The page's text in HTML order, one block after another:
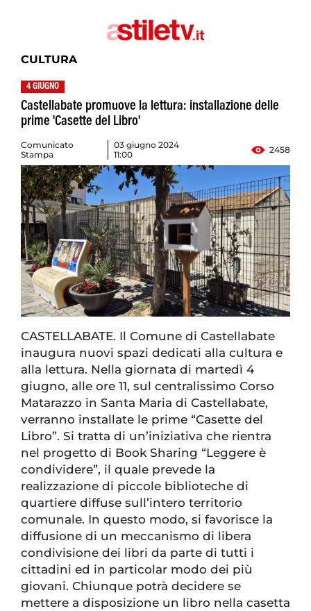
CULTURA
4 GIUGNO
Castellabate promuove la lettura: installazione delle
prime 'Casette del Libro'
Comunicato
Stampa
03 giugno 2024
11:00
2458
CASTELLABATE. Il Comune di Castellabate
inaugura nuovi spazi dedicati alla cultura e
alla lettura. Nella giornata di martedì 4
giugno, alle ore 11, sul centralissimo Corso
Matarazzo in Santa Maria di Castellabate,
verranno installate le prime “Casette del
Libro”. Si tratta di un’iniziativa che rientra
nel progetto di Book Sharing “Leggere è
condividere”, il quale prevede la
realizzazione di piccole biblioteche di
quartiere diffuse sull’intero territorio
comunale. In questo modo, si favorisce la
diffusione di un meccanismo di libera
condivisione dei libri da parte di tutti i
cittadini ed in particolar modo dei più
giovani. Chiunque potrà decidere se
mettere a disposizione un libro nella casetta